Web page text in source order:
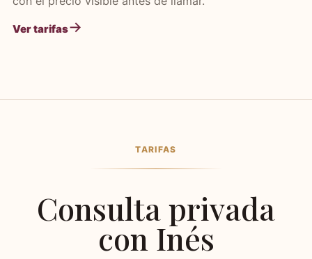
Ver tarifas
TARIFAS
Consulta privada
con Inés